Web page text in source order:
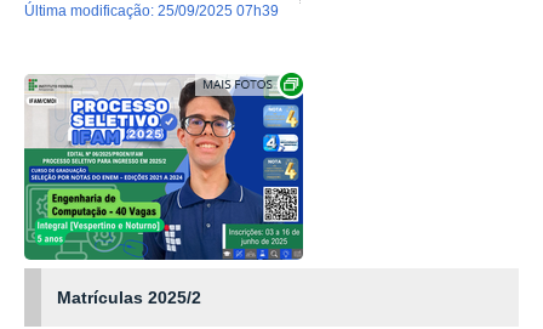
última modificação: 25/09/2025 07h39
Matrículas 2025/2